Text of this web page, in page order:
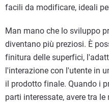
facili da modificare, ideali
Man mano che lo sviluppo
diventano più preziosi. È
finitura delle superfici,
l'interazione con l'utente in
il prodotto finale. Quando i
parti interessate, avere tra